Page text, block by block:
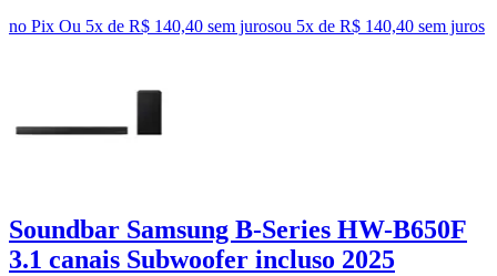
no Pix Ou 5x de R$ 140,40 sem jurosou 5x de R$ 140,40 sem juros
Soundbar Samsung B-Series HW-B650F
3.1 canais Subwoofer incluso 2025